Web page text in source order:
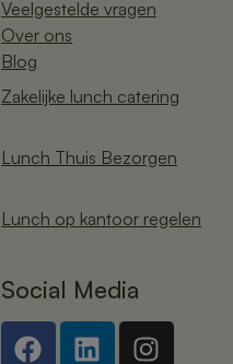
Veelgestelde vragen
Over ons
Blog
Zakelijke lunch catering
Lunch Thuis Bezorgen
Lunch op kantoor regelen
Social Media